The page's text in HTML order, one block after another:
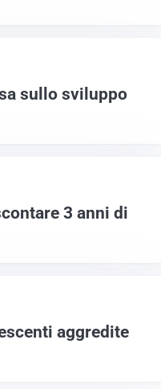
sullo sviluppo
3 anni di
aggredite